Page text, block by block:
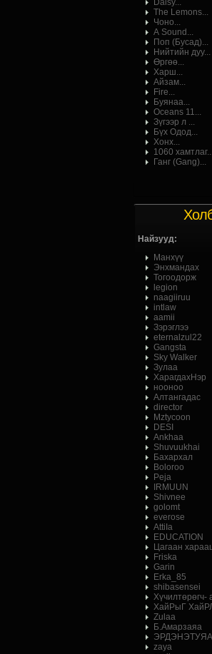
Daisy...
The Lemons...
Чоно...
А Sound...
Поп (Бусад)...
Нийтийн дуу...
Өргөө...
Харш...
Айзам...
Fire...
Буянаа...
Oceans 11...
Зүгээр л ...
Бүх Одод...
Хонх...
1060 хамтлаг...
Ганг (Gang)...
Найзууд:
Манхүү
Энхмандах
Тогоодорж
legion
naagiiruu
intlaw
aamii
Зэрэглээ
eternalzul22
Gangsta
Sky Walker
Зулаа
ХарагдахНэр
нооноо
Алтангадас
director
Mztycoon
DESI
Ankhaa
Shuvuukhai
Бахархал
Boloroo
Peja
IRMUUN
Shivnee
golomt
everose
AttiIa
EDUCATION
Цагаан
Friska
Garin
Erka_85
shibasensei
Хүчилтөрөгч-
ХайРыГ
Zulaa
Б.Амарзаяа
ЭРДЭНЭТУЯА
zaya